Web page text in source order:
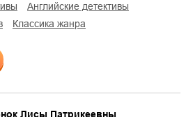
английские детективы
классика жанра
Лисы Патрикеевны